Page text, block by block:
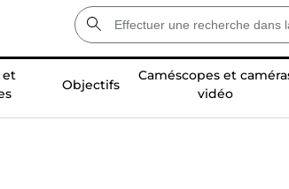
et
Objectifs
Caméscopes et
vidéo